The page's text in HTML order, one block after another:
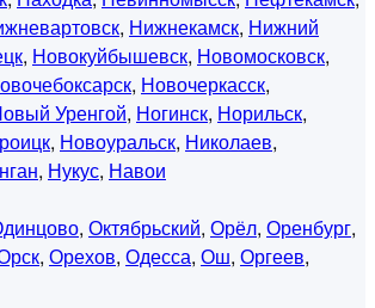
, Нижнекамск, Нижний
, Новокуйбышевск, Новомосковск,
, Новочеркасск,
Уренгой, Ногинск, Норильск,
, Новоуральск, Николаев,
, Нукус, Навои
, Октябрьский, Орёл, Оренбург,
, Орехов, Одесса, Ош, Оргеев,